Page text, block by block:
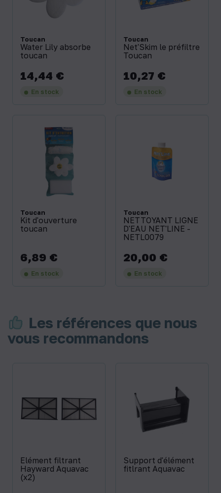
Toucan
Water Lily absorbe
toucan
Prix
14,44 €
En stock
Toucan
Net'Skim le préfiltre
Toucan
Prix
10,27 €
En stock
Toucan
Kit d'ouverture
toucan
Prix
6,89 €
En stock
Toucan
NETTOYANT LIGNE
D'EAU NET'LINE -
NETL0079
Prix
20,00 €
En stock
Les références que nous
vous recommandons
Elément filtrant
Hayward Aquavac
(x2)
Support d'élément
fitlrant Aquavac